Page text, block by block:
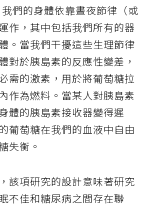
們的身體依靠晝夜節律（或
作，其中包括我們所有的器
。當我們干擾這些生理節律
對於胰島素的反應性變差，
需的激素，用於將葡萄糖拉
作為燃料。當某人對胰島素
體的胰島素接收器變得遲
葡萄糖在我們的血液中自由
失衡。
該項研究的設計意味著研究
不佳和糖尿病之間存在聯